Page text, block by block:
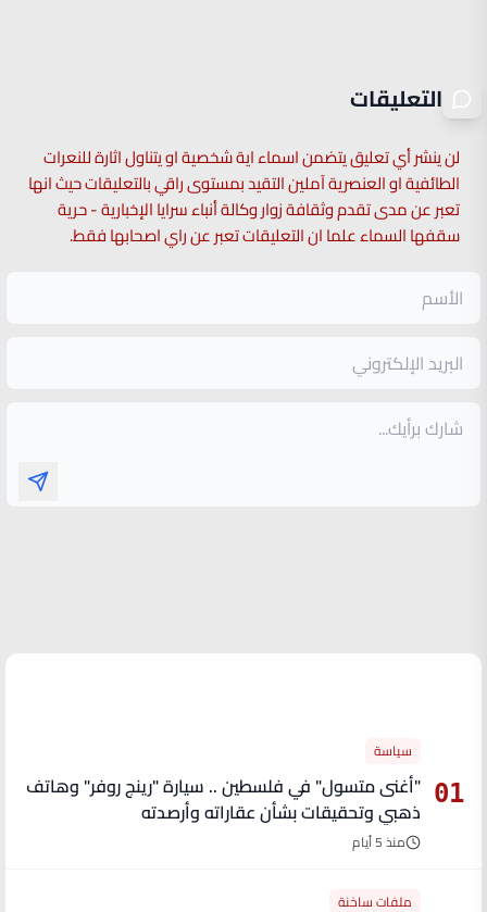
التعليقات
لن ينشر أي تعليق يتضمن اسماء اية شخصية او يتناول اثارة للنعرات
الطائفية او العنصرية آملين التقيد بمستوى راقي بالتعليقات حيث انها
تعبر عن مدى تقدم وثقافة زوار وكالة أنباء سرايا الإخبارية - حرية
سقفها السماء علما ان التعليقات تعبر عن راي اصحابها فقط.
01
سياسة
"أغنى متسول" في فلسطين .. سيارة "رينج روفر" وهاتف
ذهبي وتحقيقات بشأن عقاراته وأرصدته
منذ 5 أيام
ملفات ساخنة